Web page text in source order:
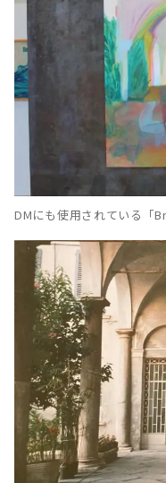
DMにも使用されている「